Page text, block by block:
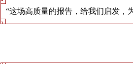
“这场高质量的报告，给我们启发，